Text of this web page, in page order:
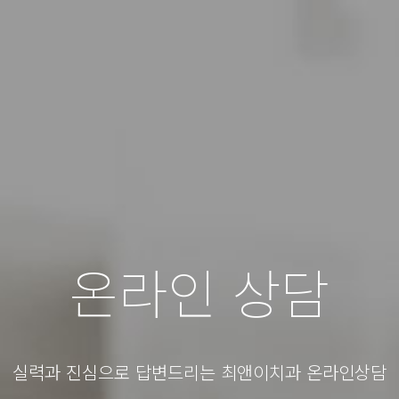
온라인 상담
실력과 진심으로 답변드리는 최앤이치과 온라인상담